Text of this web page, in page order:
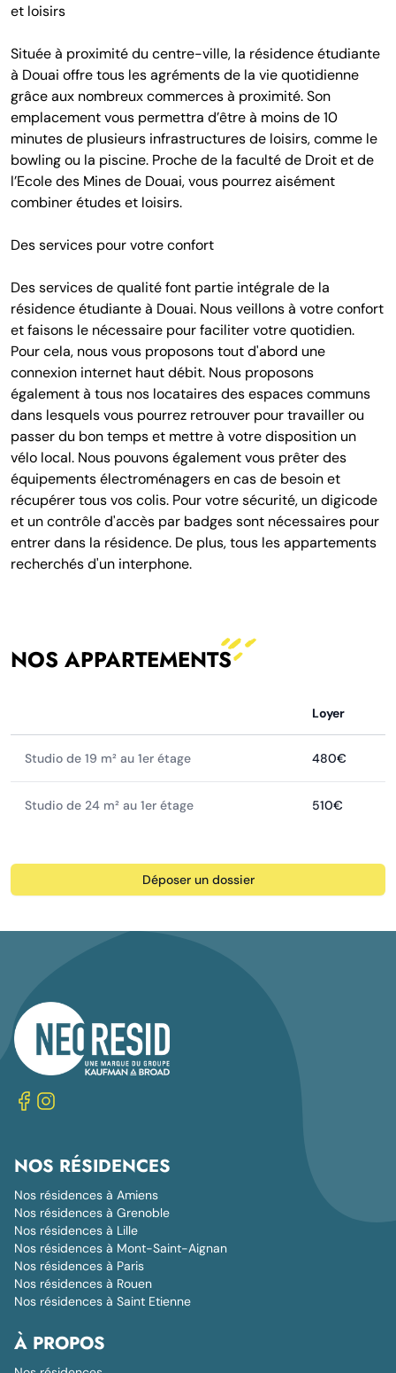
et loisirs
Située à proximité du centre-ville, la résidence étudiante
à Douai offre tous les agréments de la vie quotidienne
grâce aux nombreux commerces à proximité. Son
emplacement vous permettra d’être à moins de 10
minutes de plusieurs infrastructures de loisirs, comme le
bowling ou la piscine. Proche de la faculté de Droit et de
l’Ecole des Mines de Douai, vous pourrez aisément
combiner études et loisirs.
Des services pour votre confort
Des services de qualité font partie intégrale de la
résidence étudiante à Douai. Nous veillons à votre confort
et faisons le nécessaire pour faciliter votre quotidien.
Pour cela, nous vous proposons tout d'abord une
connexion internet haut débit. Nous proposons
également à tous nos locataires des espaces communs
dans lesquels vous pourrez retrouver pour travailler ou
passer du bon temps et mettre à votre disposition un
vélo local. Nous pouvons également vous prêter des
équipements électroménagers en cas de besoin et
récupérer tous vos colis. Pour votre sécurité, un digicode
et un contrôle d'accès par badges sont nécessaires pour
entrer dans la résidence. De plus, tous les appartements
recherchés d'un interphone.
NOS APPARTEMENTS
Loyer
Studio de 19 m² au 1er étage 480€
Studio de 24 m² au 1er étage 510€
Déposer un dossier
NOS RÉSIDENCES
Nos résidences à Amiens
Nos résidences à Grenoble
Nos résidences à Lille
Nos résidences à Mont-Saint-Aignan
Nos résidences à Paris
Nos résidences à Rouen
Nos résidences à Saint Etienne
À PROPOS